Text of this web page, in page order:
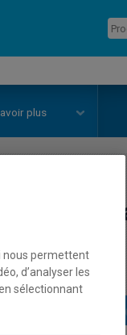
plus
de la
- Automne
nous permettent
d’analyser les
sélectionnant